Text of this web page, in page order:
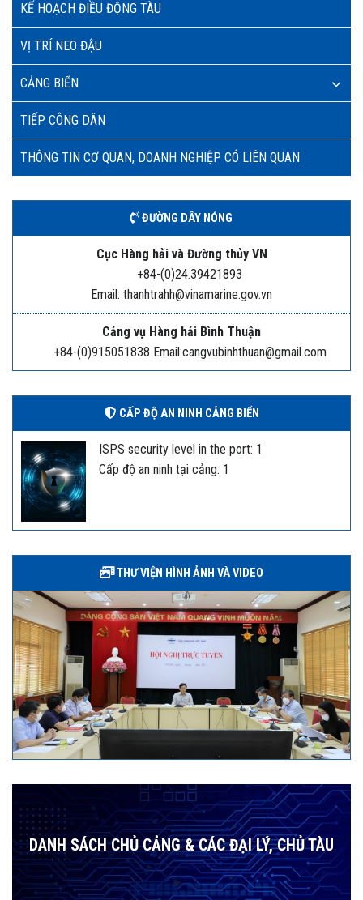
KẾ HOẠCH ĐIỀU ĐỘNG TÀU
VỊ TRÍ NEO ĐẬU
CẢNG BIỂN
TIẾP CÔNG DÂN
THÔNG TIN CƠ QUAN, DOANH NGHIỆP CÓ LIÊN QUAN
ĐƯỜNG DÂY NÓNG
Cục Hàng hải và Đường thủy VN
+84-(0)24.39421893
Email: thanhtrahh@vinamarine.gov.vn
Cảng vụ Hàng hải Bình Thuận
+84-(0)915051838 Email:cangvubinhthuan@gmail.com
CẤP ĐỘ AN NINH CẢNG BIỂN
ISPS security level in the port: 1
Cấp độ an ninh tại cảng: 1
THƯ VIỆN HÌNH ẢNH VÀ VIDEO
DANH SÁCH CHỦ CẢNG & CÁC ĐẠI LÝ, CHỦ TÀU